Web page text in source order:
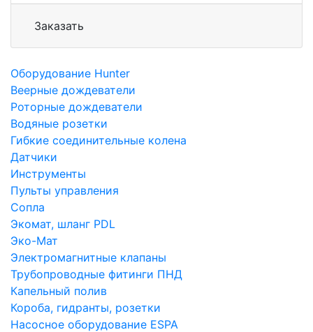
Заказать
Оборудование Hunter
Веерные дождеватели
Роторные дождеватели
Водяные розетки
Гибкие соединительные колена
Датчики
Инструменты
Пульты управления
Сопла
Экомат, шланг PDL
Эко-Мат
Электромагнитные клапаны
Трубопроводные фитинги ПНД
Капельный полив
Короба, гидранты, розетки
Насосное оборудование ESPA